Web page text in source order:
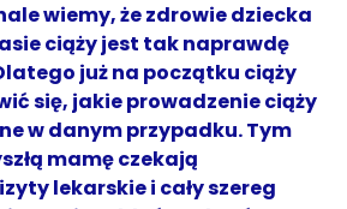
wiemy, że zdrowie dziecka
ciąży jest tak naprawdę
już na początku ciąży
się, jakie prowadzenie ciąży
w danym przypadku. Tym
mamę czekają
lekarskie i cały szereg